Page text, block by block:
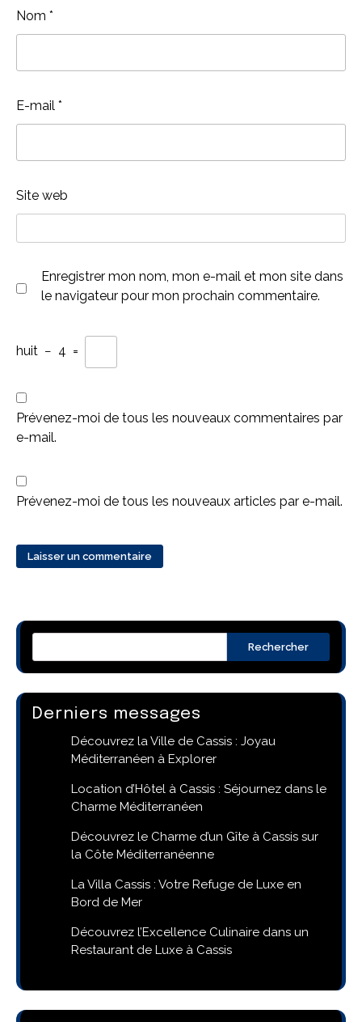
Nom *
E-mail *
Site web
Enregistrer mon nom, mon e-mail et mon site dans
le navigateur pour mon prochain commentaire.
huit − 4 =
Prévenez-moi de tous les nouveaux commentaires par
e-mail.
Prévenez-moi de tous les nouveaux articles par e-mail.
Rechercher
Derniers messages
Découvrez la Ville de Cassis : Joyau
Méditerranéen à Explorer
Location d’Hôtel à Cassis : Séjournez dans le
Charme Méditerranéen
Découvrez le Charme d’un Gîte à Cassis sur
la Côte Méditerranéenne
La Villa Cassis : Votre Refuge de Luxe en
Bord de Mer
Découvrez l’Excellence Culinaire dans un
Restaurant de Luxe à Cassis